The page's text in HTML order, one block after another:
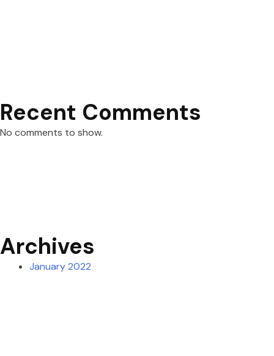
Recent Comments
No comments to show.
Archives
January 2022